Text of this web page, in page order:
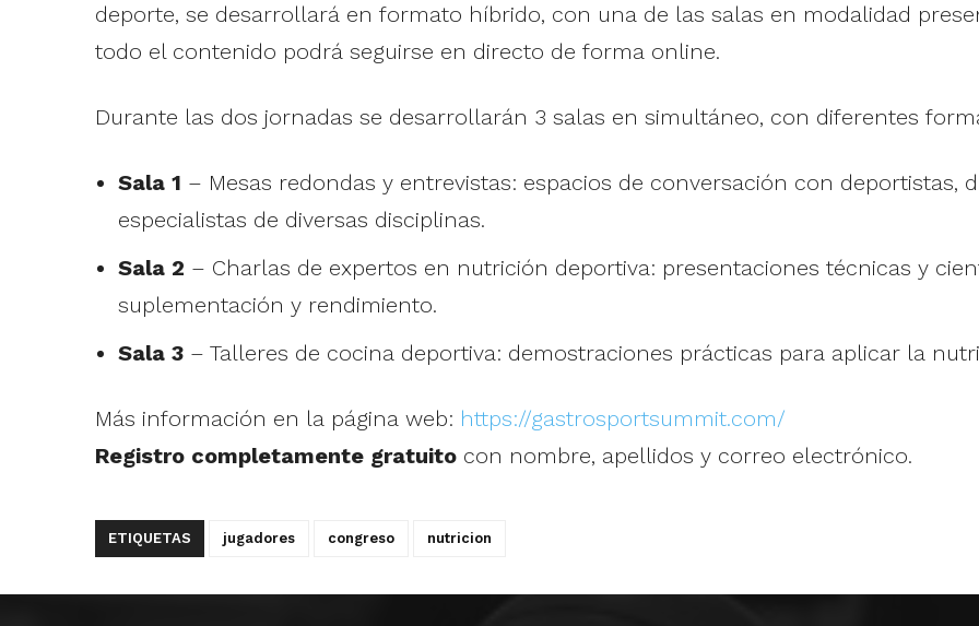
deporte, se desarrollará en formato híbrido, con una de las salas en modalidad
todo el contenido podrá seguirse en directo de forma online.
Durante las dos jornadas se desarrollarán 3 salas en simultáneo, con diferentes
Sala 1 – Mesas redondas y entrevistas: espacios de conversación con deportistas,
especialistas de diversas disciplinas.
Sala 2 – Charlas de expertos en nutrición deportiva: presentaciones técnicas y
suplementación y rendimiento.
Sala 3– Talleres de cocina deportiva: demostraciones prácticas para aplicar la
Más información en la página web: https://gastrosportsummit.com/
Registro completamente gratuitocon nombre, apellidos y correo electrónico.
ETIQUETAS jugadores congreso nutricion